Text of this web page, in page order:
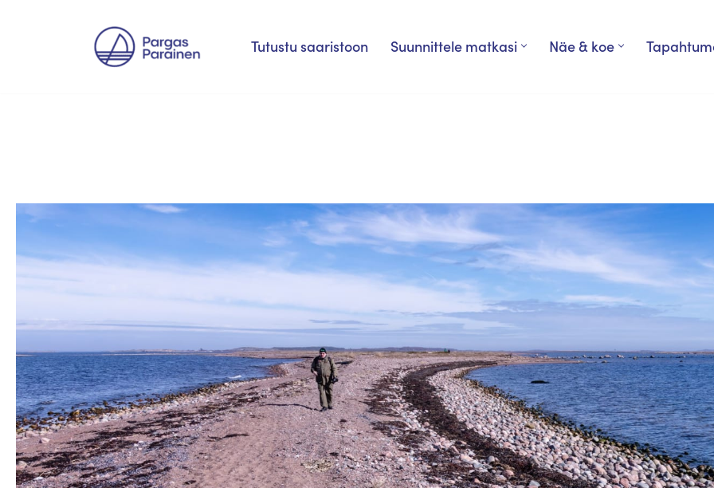
Tutustu saaristoon Suunnittele matkasi Näe & koe